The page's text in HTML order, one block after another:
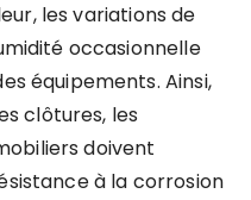
les variations de
occasionnelle
équipements. Ainsi,
clôtures, les
doivent
à la corrosion